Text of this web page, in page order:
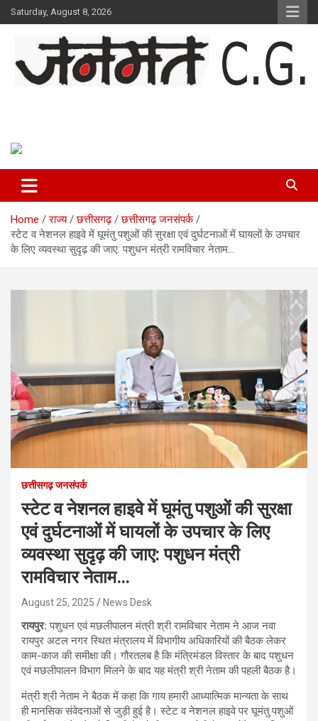
Skip
to
Saturday, August 8, 2026
Home राज्य छत्तीसगढ़
छत्तीसगढ़ जनसंपर्क
स्टेट व नेशनल हाइवे में घूमंतु पशुओं की सुरक्षा एवं दुर्घटनाओं में घायलों के उपचार
के लिए व्यवस्था सुदृढ़ की जाए: पशुधन मंत्री रामविचार नेताम…
छत्तीसगढ़ जनसंपर्क
स्टेट व नेशनल हाइवे में घूमंतु पशुओं की सुरक्षा
एवं दुर्घटनाओं में घायलों के उपचार के लिए
व्यवस्था सुदृढ़ की जाए: पशुधन मंत्री
रामविचार नेताम…
August 25, 2025 News Desk
रायपुर: पशुधन एवं मछलीपालन मंत्री श्री रामविचार नेताम ने आज नवा
रायपुर अटल नगर स्थित मंत्रालय में विभागीय अधिकारियों की बैठक लेकर
काम-काज की समीक्षा की। गौरतलब है कि मंत्रिमंडल विस्तार के बाद पशुधन
एवं मछलीपालन विभाग मिलने के बाद यह मंत्री श्री नेताम की पहली बैठक है।
मंत्री श्री नेताम ने बैठक में कहा कि गाय हमारी आध्यात्मिक मान्यता के साथ
ही मानसिक संवेदनाओं से जुड़ी हुई है। स्टेट व नेशनल हाइवे पर घूमंतु पशुओं